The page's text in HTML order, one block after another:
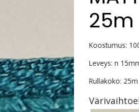
25m
Koostumus:
Leveys: n
Rullakoko: 25m